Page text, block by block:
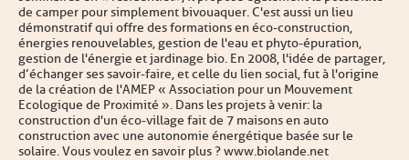
de camper pour simplement bivouaquer. C'est aussi un lieu
démonstratif qui offre des formations en éco-construction,
énergies renouvelables, gestion de l'eau et phyto-épuration,
gestion de l'énergie et jardinage bio. En 2008, l'idée de partager,
d’échanger ses savoir-faire, et celle du lien social, fut à l'origine
de la création de l'AMEP « Association pour un Mouvement
Ecologique de Proximité ». Dans les projets à venir : la
construction d'un éco-village fait de 7 maisons en auto
construction avec une autonomie énergétique basée sur le
solaire. Vous voulez en savoir plus ? www.biolande.net